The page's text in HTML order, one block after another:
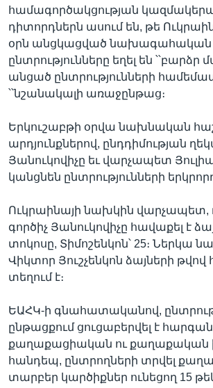
«ԱՄԵՐԻԿԱՅԻ ՁԱՅՆ»-Ի
ԿԱՊ ՄԵԶ ՀԵՏ
Learning English
ՀԵՏԵՒԵՔ ՄԵԶ
Լեզուներ
համագործակցության
դիտորդներն ասում են, թե
օրն անցկացված նախագահական
ընտրությունները եղել են ՝՝բարձր
անցած ընտրությունների համեմատ
՝՝նշանակալի առաջընթաց։
Երկուշաբթի օրվա նախնական
արդյունքներով, ընդդիմության
Յանուկովիչը եւ վարչապետ
կանցնեն ընտրությունների
Ուկրաինայի նախկին վարչապետ,
գործիչ Յանուկովիչը հավաքել է
տոկոսը, Տիմոշենկոն՝ 25։ Ներկա
Վիկտոր Յուշչենկոն ձայների թվով
տեղում է։
ԵԱՀԿ-ի գնահատականով,
ընթացքում ցուցաբերվել է
քաղաքացիական ու քաղաքական
հանդեպ, ընտրողների տրվել
տարբեր կարծիքներ ունեցող 15